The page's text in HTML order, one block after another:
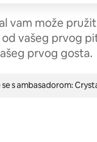
vam može
vašeg prvog
prvog gosta.
s ambasadorom: